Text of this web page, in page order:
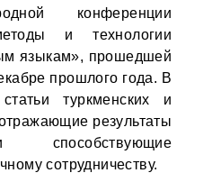
конференции
и технологии
языкам», прошедшей
прошлого года. В
туркменских и
результаты
сотрудничеству.